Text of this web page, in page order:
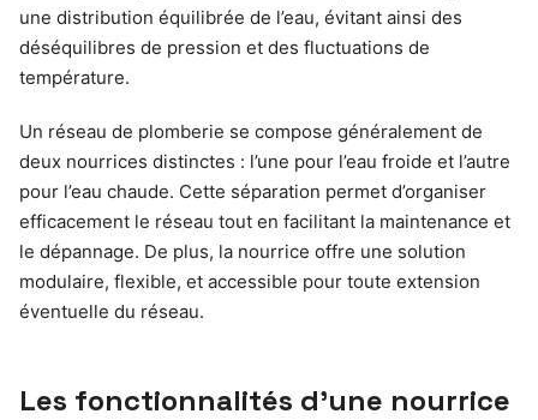
une distribution équilibrée de l’eau, évitant ainsi des
déséquilibres de pression et des fluctuations de
température.
Un réseau de plomberie se compose généralement de
deux nourrices distinctes : l’une pour l’eau froide et l’autre
pour l’eau chaude. Cette séparation permet d’organiser
efficacement le réseau tout en facilitant la maintenance et
le dépannage. De plus, la nourrice offre une solution
modulaire, flexible, et accessible pour toute extension
éventuelle du réseau.
Les fonctionnalités d’une nourrice